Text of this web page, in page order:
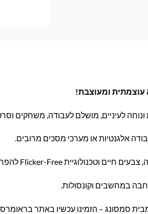
לעיניים, מושלם לעבודה, משחקים
אלגנטיות או מערכי מסכים מרובים.
סמסונג – הזמינו עכשיו באתר